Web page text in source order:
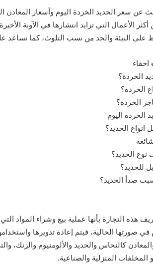
عن سعر الحديد الخردة اليوم وأسعار المعادن
الأعمال التي تزايد انتشارها في الآونة
على البيئة والحد من نسب التلوث، كما تساعد
اخفاء
الخردة؟
الخردة؟
الخردة؟
الخردة اليوم
انواع الحديد؟
نوع الحديد؟
للحديد؟
صدأ الحديد؟
هذه التجارة بأنها عملية بيع وشراء المواد
في صورتها الحالية، فيتم إعادة تدويرها
كالنحاس والحديد والألومنيوم والزنك،
المخلفات المنزلية والصناعية.